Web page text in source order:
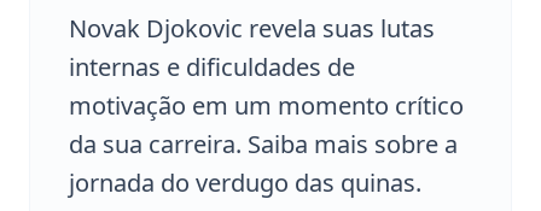
Novak Djokovic revela suas lutas
internas e dificuldades de
motivação em um momento crítico
da sua carreira. Saiba mais sobre a
jornada do verdugo das quinas.